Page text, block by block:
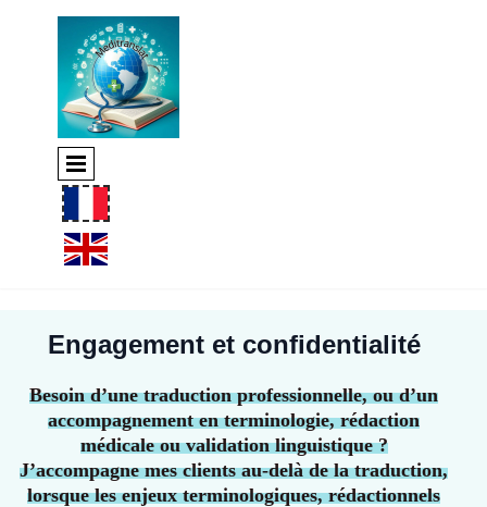
Engagement et confidentialité
Besoin d’une traduction professionnelle, ou d’un
accompagnement en terminologie, rédaction
médicale ou validation linguistique ?
J’accompagne mes clients au-delà de la traduction,
lorsque les enjeux terminologiques, rédactionnels